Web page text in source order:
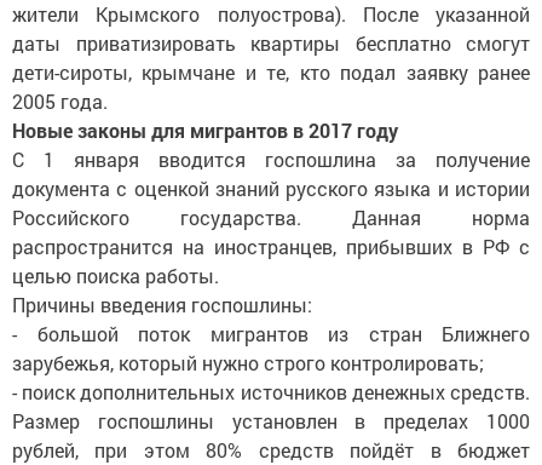
жители Крымского полуострова). После указанной
даты приватизировать квартиры бесплатно смогут
дети-сироты, крымчане и те, кто подал заявку ранее
2005 года.
Новые законы для мигрантов в 2017 году
С 1 января вводится госпошлина за получение
документа с оценкой знаний русского языка и истории
Российского государства. Данная норма
распространится на иностранцев, прибывших в РФ с
целью поиска работы.
Причины введения госпошлины:
- большой поток мигрантов из стран Ближнего
зарубежья, который нужно строго контролировать;
- поиск дополнительных источников денежных средств.
Размер госпошлины установлен в пределах 1000
рублей, при этом 80% средств пойдёт в бюджет